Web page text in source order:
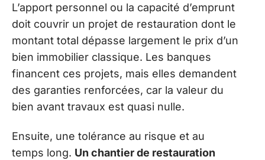
L’apport personnel ou la capacité d’emprunt
doit couvrir un projet de restauration dont le
montant total dépasse largement le prix d’un
bien immobilier classique. Les banques
financent ces projets, mais elles demandent
des garanties renforcées, car la valeur du
bien avant travaux est quasi nulle.
Ensuite, une tolérance au risque et au
temps long. Un chantier de restauration